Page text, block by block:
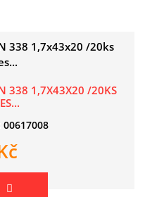
338 1,7X43X20 /20KS